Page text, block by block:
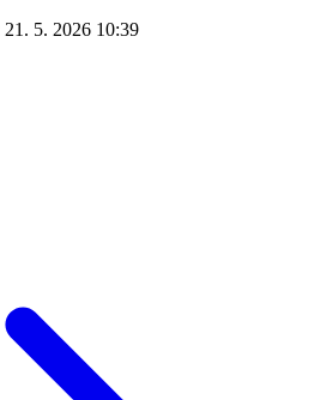
21. 5. 2026 10:39